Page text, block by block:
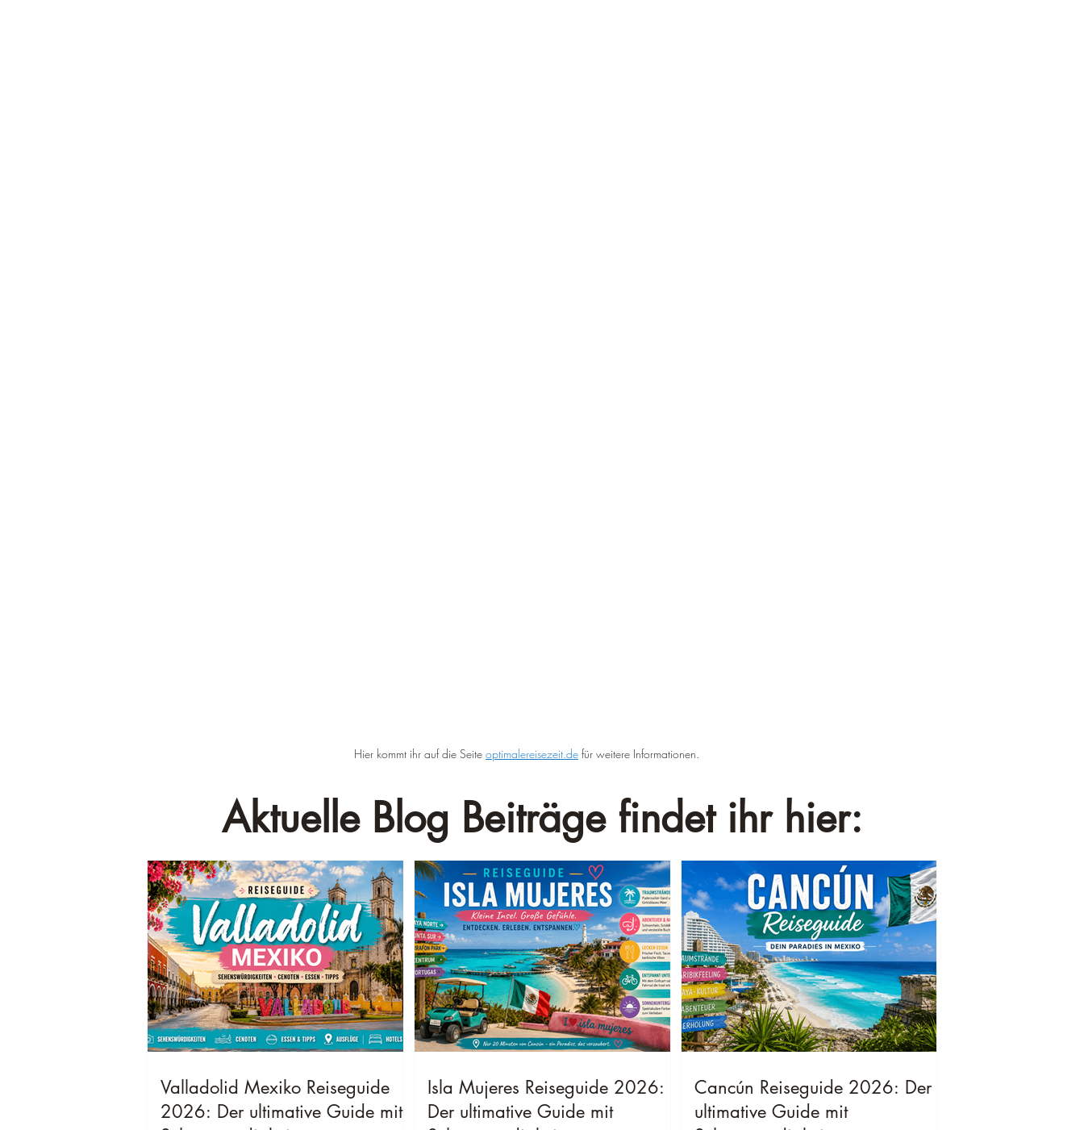
Hier kommt ihr auf die Seite optimalereisezeit.de für weitere Informationen.
Aktuelle Blog Beiträge findet ihr hier:
Valladolid Mexiko Reiseguide
2026: Der ultimative Guide mit
Isla Mujeres Reiseguide 2026:
Der ultimative Guide mit
Cancún Reiseguide 2026: Der
ultimative Guide mit